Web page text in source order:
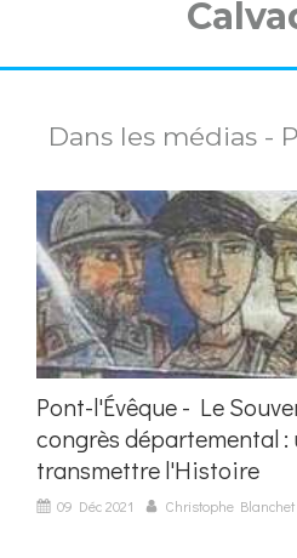
Dans les médias -
Pont-l'Évêque - Le
congrès départemental :
transmettre l'Histoire
09 Déc 2021 Christophe Blanchet